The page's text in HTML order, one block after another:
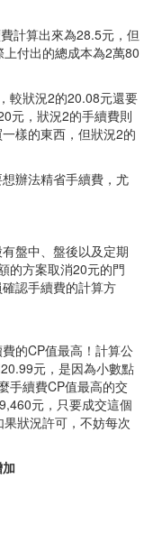
計算出來為28.5元，但
付出的總成本為2萬80
較狀況2的20.08元還要
元，狀況2的手續費則
樣的東西，但狀況2的
辦法精省手續費，尤
盤中、盤後以及定期
的方案取消20元的門
認手續費的計算方
的CP值最高！計算公
元，是因為小數點
手續費CP值最高的交
元，只要成交這個
狀況許可，不妨每次